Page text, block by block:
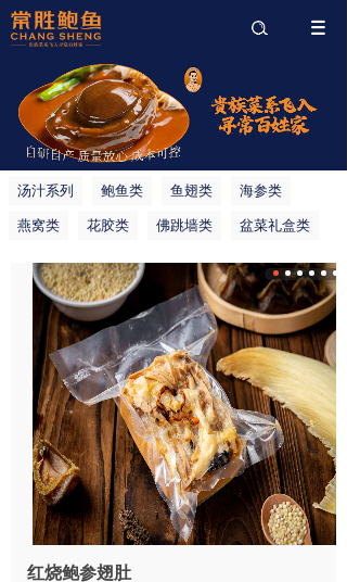
汤汁系列 鲍鱼类 鱼翅类 海参类
燕窝类 花胶类 佛跳墙类 盆菜礼盒类
常胜港仔翅
红烧鲍参翅肚
搜索